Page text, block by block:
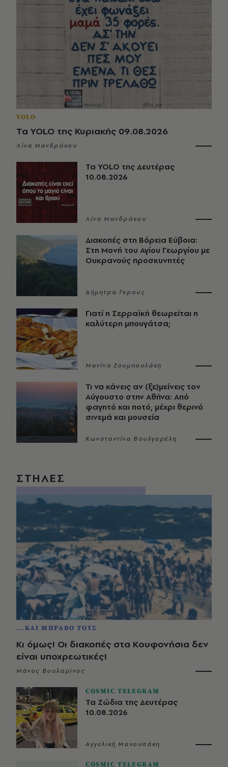
YOLO
Τα YOLO της Κυριακής 09.08.2026
Λίνα Μανδράκου
Τα YOLO της Δευτέρας
10.08.2026
Λίνα Μανδράκου
Διακοπές στη Βόρεια Εύβοια:
Στη Μονή του Αγίου Γεωργίου με
Ουκρανούς προσκυνητές
Δήμητρα Γκρους
Γιατί η Σερραϊκή θεωρείται η
καλύτερη μπουγάτσα;
Μανίνα Ζουμπουλάκη
Τι να κάνεις αν (ξε)μείνεις τον
Αύγουστο στην Αθήνα: Από
φαγητό και ποτό, μέχρι θερινό
σινεμά και μουσεία
Κωνσταντίνα Βουλγαρέλη
ΣΤΗΛΕΣ
...ΚΑΙ ΜΠΡΑΒΟ ΤΟΥΣ
Κι όμως! Οι διακοπές στα Κουφονήσια δεν
είναι υποχρεωτικές!
Μάνος Βουλαρίνος
COSMIC TELEGRAM
Τα Ζώδια της Δευτέρας
10.08.2026
Αγγελική Μανουσάκη
COSMIC TELEGRAM